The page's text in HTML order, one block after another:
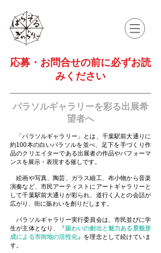
応募・お問合せの前に必ずお読
みください
​​パラソルギャラリーを彩る出展希
望者へ
「パラソルギャラリー」とは、千葉駅前大通りに
約100本の白いパラソルを並べ、足下を手づくり作
品のクリエイターである出展者の作品やパフォーマ
ンスを展示・表現する催しです。
絵画や写真、陶芸、ガラス細工、布小物から音楽
演奏など、市民アーティストにアートギャラリーと
して千葉駅前大通りが彩られ、道行く人との会話が
広がり、街に賑わいを創りだします。
パラソルギャラリー実行委員会は、市民並びに学
生が主体となり、
『賑わいの創出と魅力ある景観形
成による市街地の活性化』 を理念として続けていま
す。